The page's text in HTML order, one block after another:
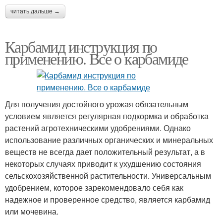
читать дальше →
Карбамид инструкция по
применению. Все о карбамиде
Для получения достойного урожая обязательным
условием является регулярная подкормка и обработка
растений агротехническими удобрениями. Однако
использование различных органических и минеральных
веществ не всегда дает положительный результат, а в
некоторых случаях приводит к ухудшению состояния
сельскохозяйственной растительности. Универсальным
удобрением, которое зарекомендовало себя как
надежное и проверенное средство, является карбамид
или мочевина.